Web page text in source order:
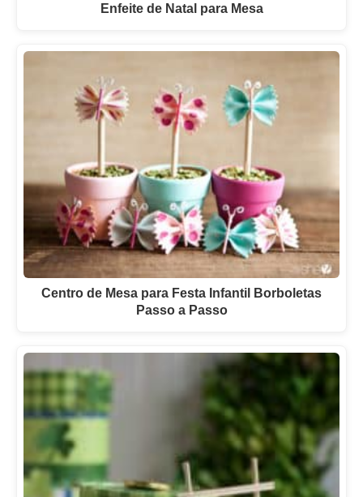
Enfeite de Natal para Mesa
Centro de Mesa para Festa Infantil Borboletas
Passo a Passo